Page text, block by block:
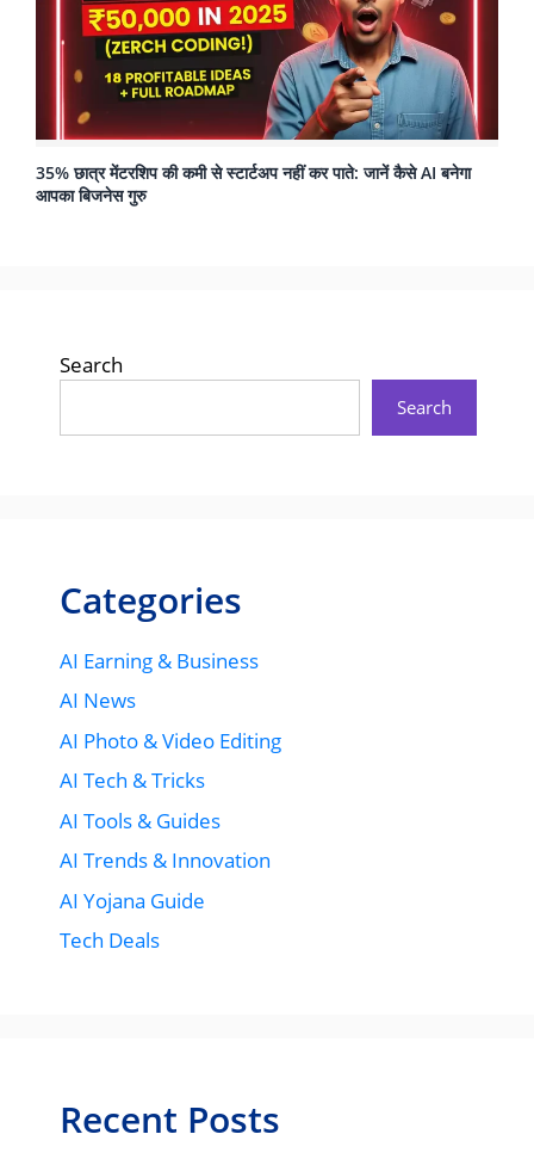
35% छात्र मेंटरशिप की कमी से स्टार्टअप नहीं कर पाते: जानें कैसे AI बनेगा
आपका बिजनेस गुरु
Search
Search
Categories
AI Earning & Business
AI News
AI Photo & Video Editing
AI Tech & Tricks
AI Tools & Guides
AI Trends & Innovation
AI Yojana Guide
Tech Deals
Recent Posts